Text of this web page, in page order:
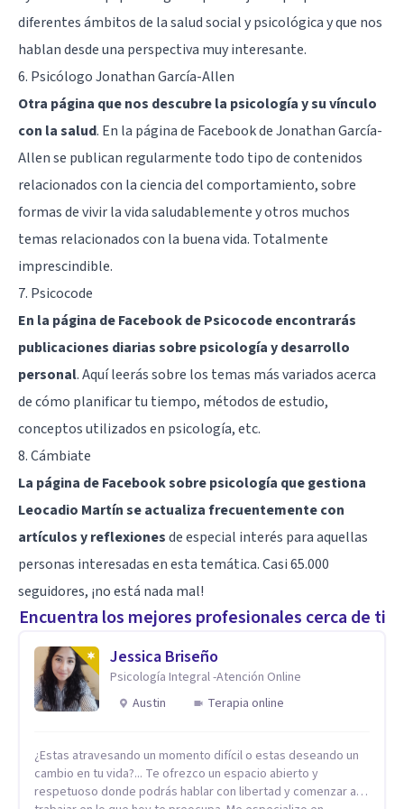
diferentes ámbitos de la salud social y psicológica y que nos
hablan desde una perspectiva muy interesante.
6. Psicólogo Jonathan García-Allen
Otra página que nos descubre la psicología y su vínculo
con la salud. En la página de Facebook de Jonathan García-
Allen se publican regularmente todo tipo de contenidos
relacionados con la ciencia del comportamiento, sobre
formas de vivir la vida saludablemente y otros muchos
temas relacionados con la buena vida. Totalmente
imprescindible.
7. Psicocode
En la página de Facebook de Psicocode encontrarás
publicaciones diarias sobre psicología y desarrollo
personal. Aquí leerás sobre los temas más variados acerca
de cómo planificar tu tiempo, métodos de estudio,
conceptos utilizados en psicología, etc.
8.Cámbiate
La página de Facebook sobre psicología que gestiona
Leocadio Martín se actualiza frecuentemente con
artículos y reflexionesde especial interés para aquellas
personas interesadas en esta temática. Casi 65.000
seguidores, ¡no está nada mal!
Encuentra los mejores profesionales cerca de ti
Jessica Briseño
Psicología Integral -Atención Online
Austin
Terapia online
¿Estas atravesando un momento difícil o estas deseando un
cambio en tu vida?... Te ofrezco un espacio abierto y
respetuoso donde podrás hablar con libertad y comenzar a